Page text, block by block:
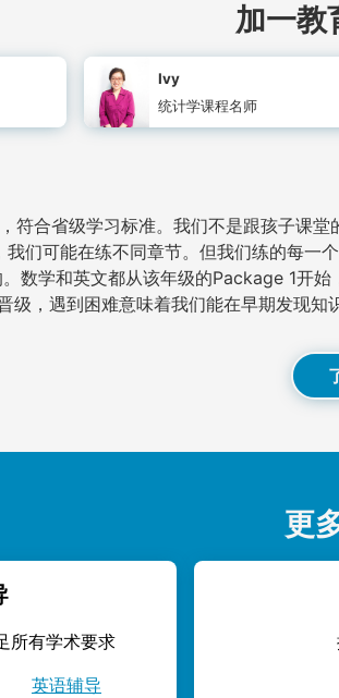
加一教
Ivy
统计学课程名师
符合省级学习标准。我们不是跟孩子课堂
们可能在练不同章节。但我们练的每一个
数学和英文都从该年级的Package 1开始
级，遇到困难意味着我们能在早期发现知
更
所有学术要求
英语辅导